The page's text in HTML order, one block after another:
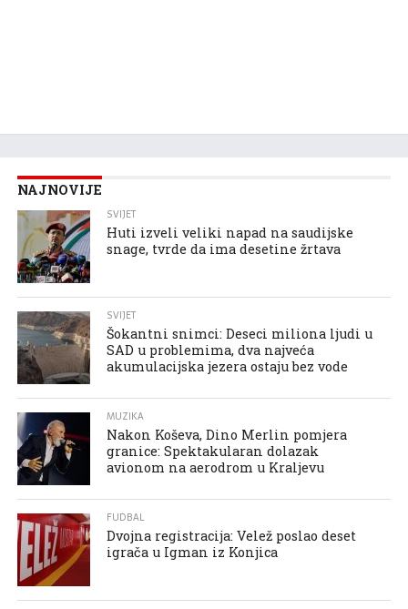
NAJNOVIJE
SVIJET
Huti izveli veliki napad na saudijske
snage, tvrde da ima desetine žrtava
SVIJET
Šokantni snimci: Deseci miliona ljudi u
SAD u problemima, dva najveća
akumulacijska jezera ostaju bez vode
MUZIKA
Nakon Koševa, Dino Merlin pomjera
granice: Spektakularan dolazak
avionom na aerodrom u Kraljevu
FUDBAL
Dvojna registracija: Velež poslao deset
igrača u Igman iz Konjica